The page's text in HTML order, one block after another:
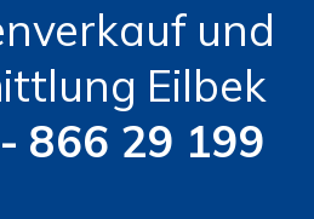
und
Eilbek
866 29 199